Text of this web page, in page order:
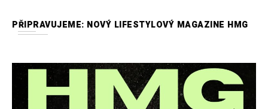
PŘIPRAVUJEME: NOVÝ LIFESTYLOVÝ MAGAZINE HMG